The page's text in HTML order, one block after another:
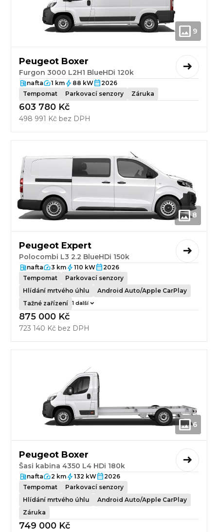
9
Peugeot Boxer
Furgon 3000 L2H1 BlueHDi 120k
nafta 1 km 88 kW
2026
Tempomat
Parkovací senzory Záruka
603 780 Kč
498 991 Kč bez DPH
8
Peugeot Expert
Polocombi L3 2.2 BlueHDi 150k
nafta 3 km 110 kW
2026
Tempomat
Parkovací senzory
Hlídání mrtvého úhlu
Android Auto/Apple CarPlay
Tažné zařízení
1 další
875 000 Kč
723 140 Kč bez DPH
6
Peugeot Boxer
Šasi kabina 4350 L4 HDi 180k
nafta 2 km 132 kW
2026
Tempomat
Parkovací senzory
Hlídání mrtvého úhlu
Android Auto/Apple CarPlay
Záruka
749 000 Kč